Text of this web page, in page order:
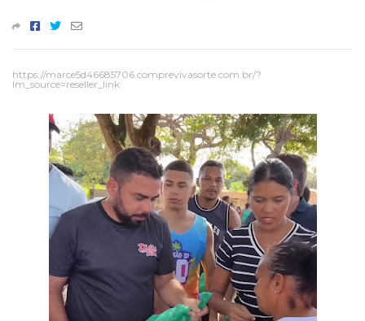
https://marce5d46685706.comprevivasorte.com.br/?
lm_source=reseller_link